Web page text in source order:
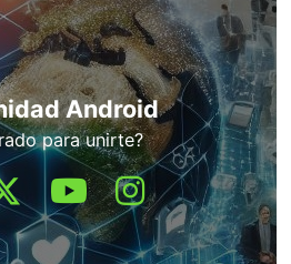
Android
para unirte?